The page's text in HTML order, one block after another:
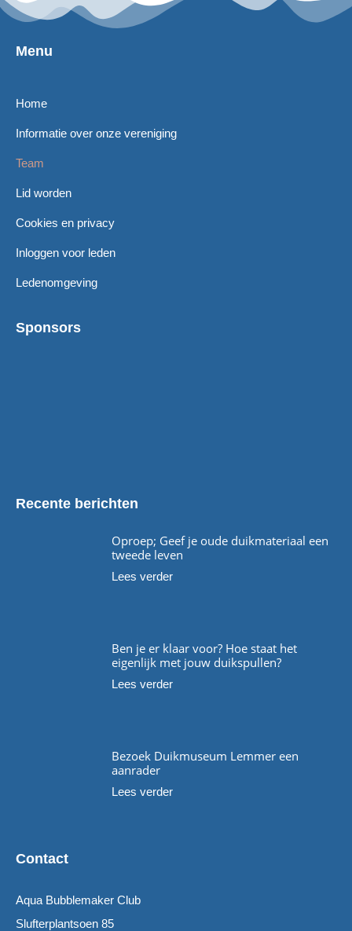
Menu
Home
Informatie over onze vereniging
Team
Lid worden
Cookies en privacy
Inloggen voor leden
Ledenomgeving
Sponsors
Recente berichten
Oproep; Geef je oude duikmateriaal een
tweede leven
Lees verder
Ben je er klaar voor? Hoe staat het
eigenlijk met jouw duikspullen?
Lees verder
Bezoek Duikmuseum Lemmer een
aanrader
Lees verder
Contact
Aqua Bubblemaker Club
Slufterplantsoen 85